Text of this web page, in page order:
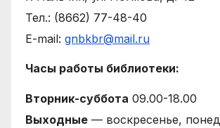
Тел.: (8662) 77-48-40
E-mail: gnbkbr@mail.ru
Часы работы библиотеки:
Вторник-суббота 09.00-18.00
Выходные — воскресенье,